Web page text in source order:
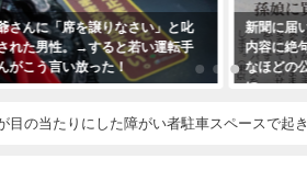
さんに「席を譲りなさい」と叱
れた男性。→すると若い運転手
がこう言い放った！
新聞に届
内容に絶
なほどの
に・・・
目の当たりにした障がい者駐車スペースで起